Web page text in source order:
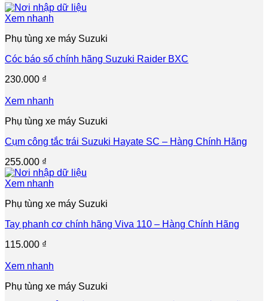
Xem nhanh
Phụ tùng xe máy Suzuki
Cóc báo số chính hãng Suzuki Raider BXC
230.000 ₫
Xem nhanh
Phụ tùng xe máy Suzuki
Cụm công tắc trái Suzuki Hayate SC – Hàng Chính Hãng
255.000 ₫
Xem nhanh
Phụ tùng xe máy Suzuki
Tay phanh cơ chính hãng Viva 110 – Hàng Chính Hãng
115.000 ₫
Xem nhanh
Phụ tùng xe máy Suzuki